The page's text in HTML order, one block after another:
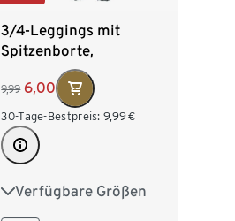
3/4-Leggings mit
Spitzenborte,
dunkelblau
9,99 6,00
30-Tage-Bestpreis: 9,99€
Verfügbare Größen
S 36/38 M 40/42